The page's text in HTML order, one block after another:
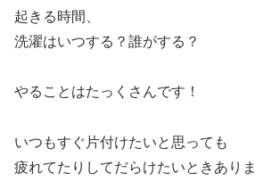
起きる時間、
洗濯はいつする？誰がする？
やることはたっくさんです！
いつもすぐ片付けたいと思っても
疲れてたりしてだらけたいときあり